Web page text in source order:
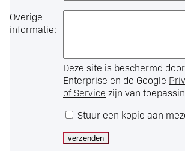
Overige
informatie:
Deze site is beschermd
Enterprise en de Google
of Service zijn van
Stuur een kopie aan